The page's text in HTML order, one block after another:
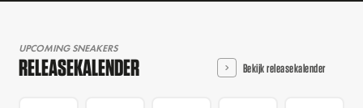
UPCOMING SNEAKERS
RELEASEKALENDER Bekijk releasekalender